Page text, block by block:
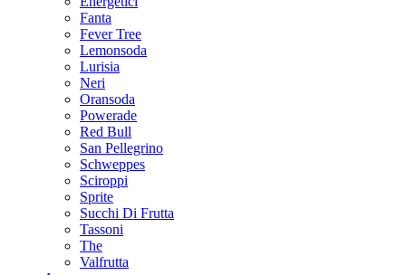
Fanta
Fever Tree
Lemonsoda
Lurisia
Neri
Oransoda
Powerade
Red Bull
San Pellegrino
Schweppes
Sciroppi
Sprite
Succhi Di Frutta
Tassoni
The
Valfrutta